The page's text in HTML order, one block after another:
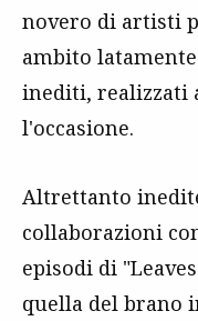
novero di artisti
ambito
inediti, realizzati
l'occasione.
Altrettanto
collaborazioni
episodi di
quella del brano